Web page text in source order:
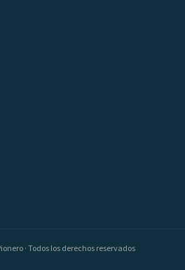
· Todos los derechos reservados